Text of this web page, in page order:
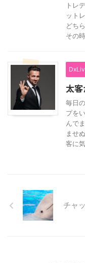
トレ
ット
どち
その
太
毎日
プを
んで
ませ
客に
チャ